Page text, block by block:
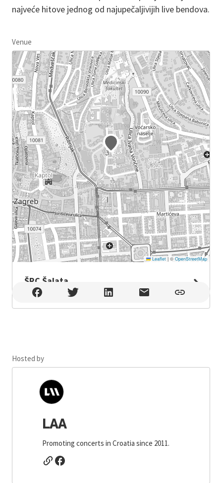
najveće hitove jednog od najupečaljivijih live bendova.
Venue
Leaflet |© OpenStreetMap
ŠRC Šalata
ŠRC Šalata , Zagreb
Hosted by
LAA
Promoting concerts in Croatia since 2011.